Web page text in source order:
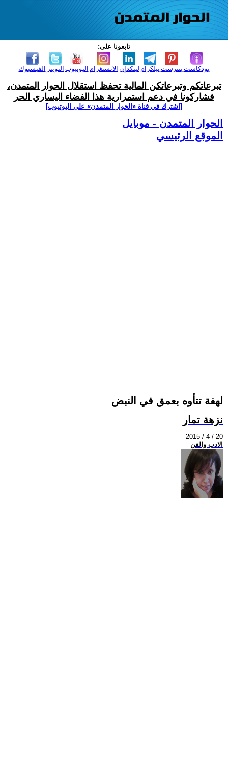
تابعونا على:
الفيسبوك التويتر اليوتيوب الانستغرام لينكدإن تيلكرامبنترست بودكاست
تبرعاتكم وتبرعاتكن المالية تحفظ استقلال الحوار المتمدن،
فشاركونا في دعم استمرارية هذا الفضاء اليساري الحر
[اشترك في قناة ‫«الحوار المتمدن» على اليوتيوب]
الحوار المتمدن - موبايل
الموقع الرئيسي
لهفة تتأوه بعمق في النبض
نزهة تمار
2015 / 4 / 20
الادب والفن